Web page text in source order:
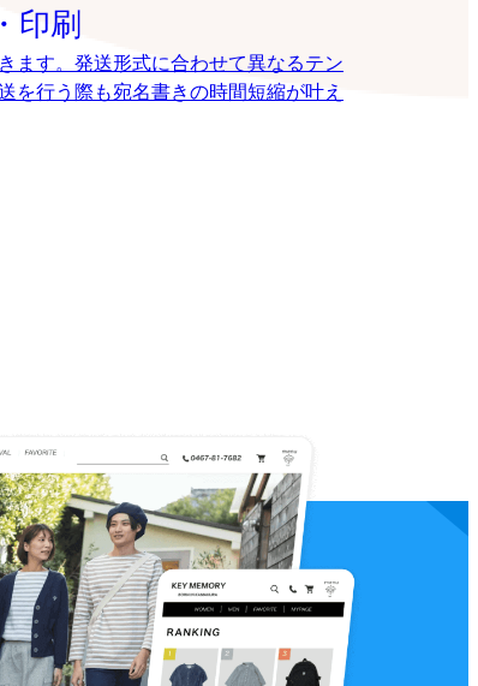
印刷
ます。発送形式に合わせて異なるテン
を行う際も宛名書きの時間短縮が叶え